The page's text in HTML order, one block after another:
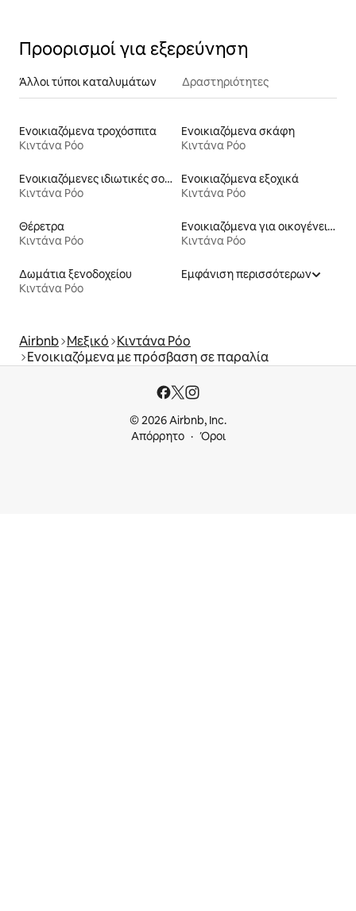
Προορισμοί για εξερεύνηση
Άλλοι τύποι καταλυμάτων Δραστηριότητες
Ενοικιαζόμενα τροχόσπιτα
Κιντάνα Ρόο
Ενοικιαζόμενα σκάφη
Κιντάνα Ρόο
Ενοικιαζόμενες ιδιωτικές σουίτες
Κιντάνα Ρόο
Ενοικιαζόμενα εξοχικά
Κιντάνα Ρόο
Θέρετρα
Κιντάνα Ρόο
Ενοικιαζόμενα για οικογένειες
Κιντάνα Ρόο
Δωμάτια ξενοδοχείου
Κιντάνα Ρόο
Εμφάνιση περισσότερων
Airbnb Μεξικό Κιντάνα Ρόο
Ενοικιαζόμενα με πρόσβαση σε παραλία
© 2026 Airbnb, Inc.
Απόρρητο
Όροι